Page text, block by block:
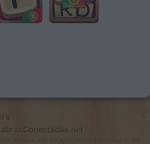
affiliated with the applications mentioned on this